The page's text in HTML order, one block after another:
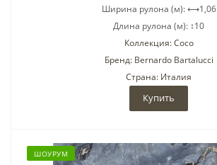
Ширина рулона (м): ⟷1,06
Длина рулона (м): ↕10
Коллекция: Coco
Бренд: Bernardo Bartalucci
Страна: Италия
Купить
ШОУРУМ